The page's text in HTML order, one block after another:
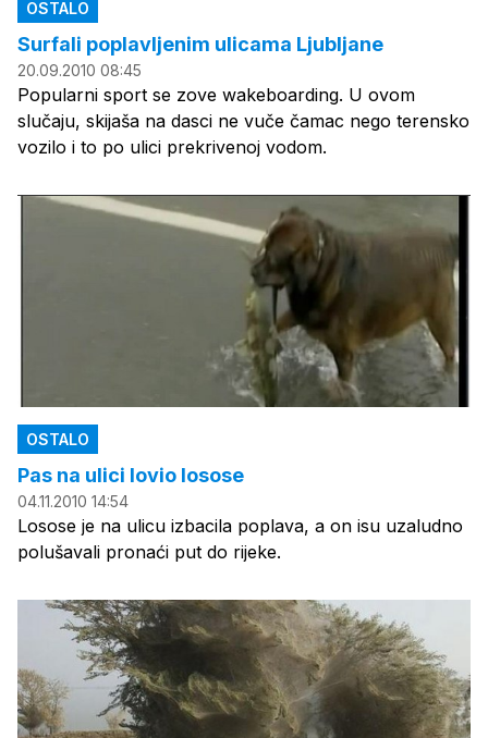
OSTALO
Surfali poplavljenim ulicama Ljubljane
20.09.2010 08:45
Popularni sport se zove wakeboarding. U ovom
slučaju, skijaša na dasci ne vuče čamac nego terensko
vozilo i to po ulici prekrivenoj vodom.
OSTALO
Pas na ulici lovio losose
04.11.2010 14:54
Losose je na ulicu izbacila poplava, a on isu uzaludno
polušavali pronaći put do rijeke.